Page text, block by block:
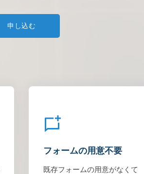
申し込む
フォームの用意不要
既存フォームの用意がなくて